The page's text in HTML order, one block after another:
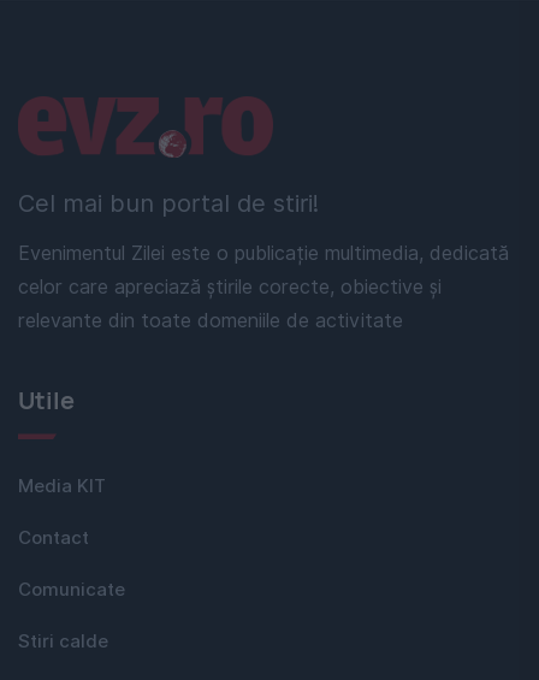
Cel mai bun portal de stiri!
Evenimentul Zilei este o publicație multimedia, dedicată
celor care apreciază știrile corecte, obiective și
relevante din toate domeniile de activitate
Linkuri utile
Utile
Media KIT
Contact
Comunicate
Stiri calde